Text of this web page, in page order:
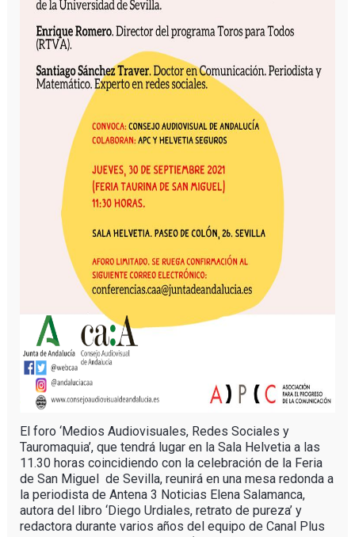
El foro ‘Medios Audiovisuales, Redes Sociales y
Tauromaquia’, que tendrá lugar en la Sala Helvetia a las
11.30 horas coincidiendo con la celebración de la Feria
de San Miguel de Sevilla, reunirá en una mesa redonda a
la periodista de Antena 3 Noticias Elena Salamanca,
autora del libro ‘Diego Urdiales, retrato de pureza’ y
redactora durante varios años del equipo de Canal Plus